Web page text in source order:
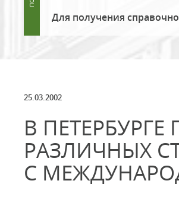
Для получения
25.03.2002
В
РАЗЛИЧНЫХ
С